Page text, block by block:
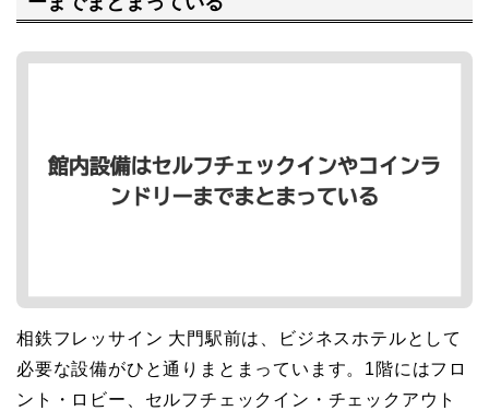
相鉄フレッサイン 大門駅前は、ビジネスホテルとして
必要な設備がひと通りまとまっています。1階にはフロ
ント・ロビー、セルフチェックイン・チェックアウト